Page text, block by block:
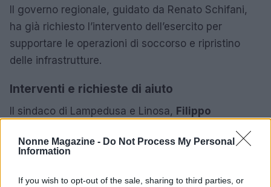
Nonne Magazine - Do Not Process My Personal
Information
If you wish to opt-out of the sale, sharing to third parties, or
Il governo regionale, guidato da Renato Schifani,
ha già richiesto l’intervento dell’esercito per
supportare le operazioni di soccorso e ripristino
delle infrastrutture.
Interventi e richieste di aiuto
Il sindaco di Lampedusa e Linosa, Filippo
ciclone, richiedendo supporto alle istituzioni per
forti hanno generato situazioni di emergenza, simili